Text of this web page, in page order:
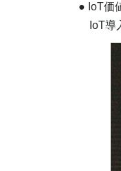
● IoT価
IoT導